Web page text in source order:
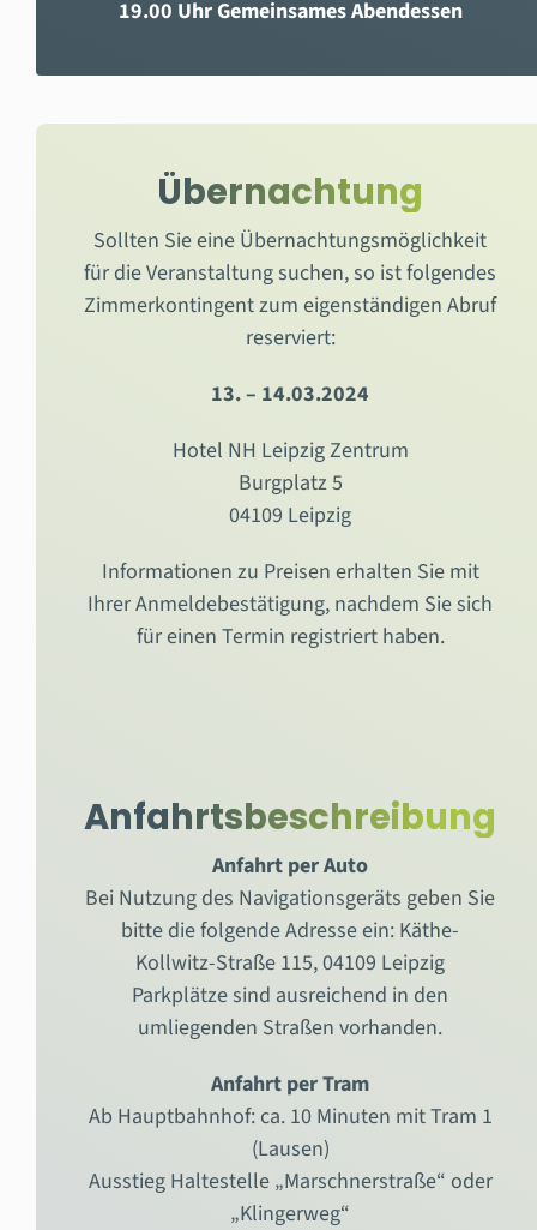
19.00 Uhr Gemeinsames Abendessen
Übernachtung
Sollten Sie eine Übernachtungsmöglichkeit
für die Veranstaltung suchen, so ist folgendes
Zimmerkontingent zum eigenständigen Abruf
reserviert:
13. – 14.03.2024
Hotel NH Leipzig Zentrum
Burgplatz 5
04109 Leipzig
Informationen zu Preisen erhalten Sie mit
Ihrer Anmeldebestätigung, nachdem Sie sich
für einen Termin registriert haben.
Anfahrtsbeschreibung
Anfahrt per Auto
Bei Nutzung des Navigationsgeräts geben Sie
bitte die folgende Adresse ein: Käthe-
Kollwitz-Straße 115, 04109 Leipzig
Parkplätze sind ausreichend in den
umliegenden Straßen vorhanden.
Anfahrt per Tram
Ab Hauptbahnhof: ca. 10 Minuten mit Tram 1
(Lausen)
Ausstieg Haltestelle „Marschnerstraße“ oder
„Klingerweg“